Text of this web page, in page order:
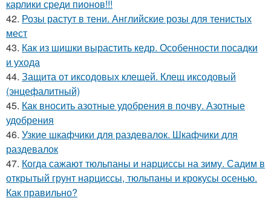
карлики среди пионов!!!
42. Розы растут в тени. Английские розы для тенистых
мест
43. Как из шишки вырастить кедр. Особенности посадки
и ухода
44. Защита от иксодовых клещей. Клещ иксодовый
(энцефалитный)
45. Как вносить азотные удобрения в почву. Азотные
удобрения
46. Узкие шкафчики для раздевалок. Шкафчики для
раздевалок
47. Когда сажают тюльпаны и нарциссы на зиму. Садим в
открытый грунт нарциссы, тюльпаны и крокусы осенью.
Как правильно?